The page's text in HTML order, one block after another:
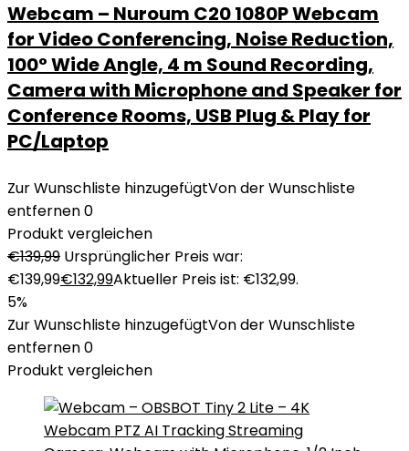
Webcam – Nuroum C20 1080P Webcam
for Video Conferencing, Noise Reduction,
100° Wide Angle, 4 m Sound Recording,
Camera with Microphone and Speaker for
Conference Rooms, USB Plug & Play for
PC/Laptop
Zur Wunschliste hinzugefügtVon der Wunschliste
entfernen0
Produkt vergleichen
€139,99 Ursprünglicher Preis war:
€139,99€132,99Aktueller Preis ist: €132,99.
5%
Zur Wunschliste hinzugefügtVon der Wunschliste
entfernen0
Produkt vergleichen